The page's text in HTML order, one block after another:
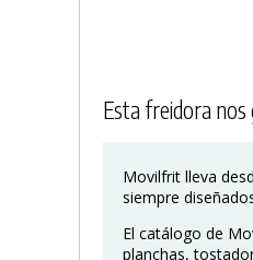
Esta freidora nos
Movilfrit lleva
siempre
El catálogo de
planchas,